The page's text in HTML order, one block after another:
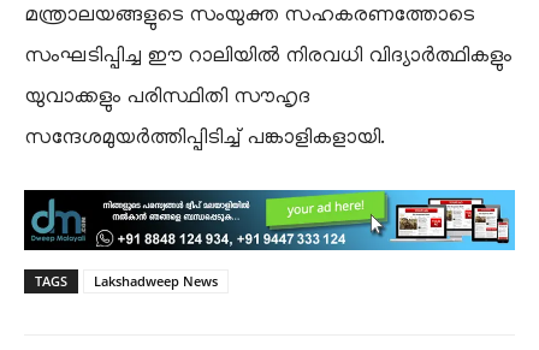
മന്ത്രാലയങ്ങളുടെ സംയുക്ത സഹകരണത്തോടെ
സംഘടിപ്പിച്ച ഈ റാലിയിൽ നിരവധി വിദ്യാർത്ഥികളും
യുവാക്കളും പരിസ്ഥിതി സൗഹൃദ
സന്ദേശമുയർത്തിപ്പിടിച്ച് പങ്കാളികളായി.
TAGS Lakshadweep News